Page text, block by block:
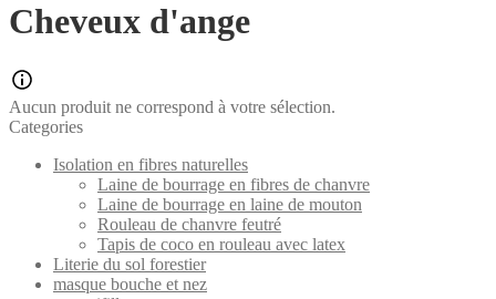
Cheveux d'ange
Aucun produit ne correspond à votre sélection.
Categories
Isolation en fibres naturelles
Laine de bourrage en fibres de chanvre
Laine de bourrage en laine de mouton
Rouleau de chanvre feutré
Tapis de coco en rouleau avec latex
Literie du sol forestier
masque bouche et nez